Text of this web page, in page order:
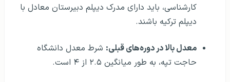
کارشناسی، باید دارای مدرک دیپلم دبیرستان معادل با
دیپلم ترکیه باشند.
معدل بالا در دوره‌های قبلی: شرط معدل دانشگاه
حاجت تپه، به طور میانگین ۲.۵ از ۴ است.